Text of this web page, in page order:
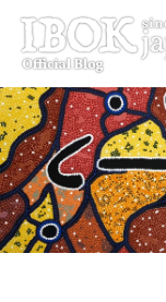
ツ
へ
ス
キ
ッ
プ